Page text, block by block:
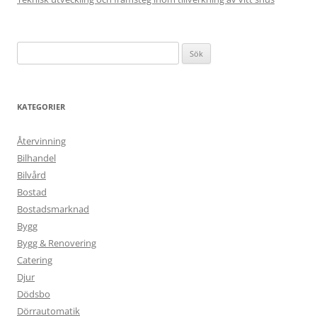
efter:
KATEGORIER
Återvinning
Bilhandel
Bilvård
Bostad
Bostadsmarknad
Bygg
Bygg & Renovering
Catering
Djur
Dödsbo
Dörrautomatik